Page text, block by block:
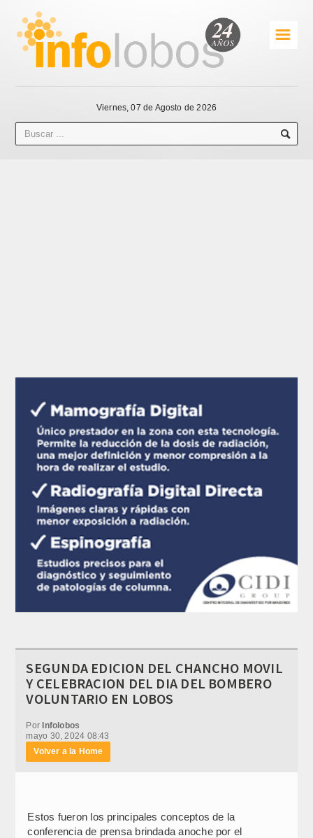
☰
Viernes, 07 de Agosto de 2026
SEGUNDA EDICION DEL CHANCHO MOVIL
Y CELEBRACION DEL DIA DEL BOMBERO
VOLUNTARIO EN LOBOS
PorInfolobos
mayo 30, 2024 08:43
Volver a la Home
Estos fueron los principales conceptos de la
conferencia de prensa brindada anoche por el